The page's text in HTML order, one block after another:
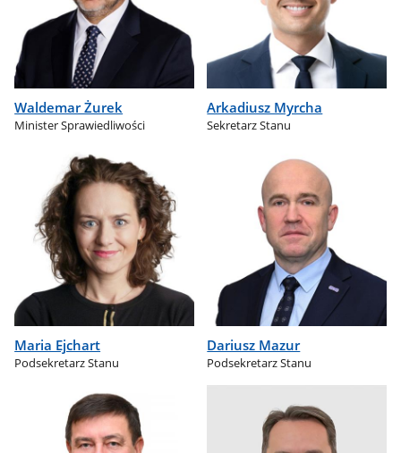
Waldemar Żurek
Minister Sprawiedliwości
Arkadiusz Myrcha
Sekretarz Stanu
Maria Ejchart
Podsekretarz Stanu
Dariusz Mazur
Podsekretarz Stanu